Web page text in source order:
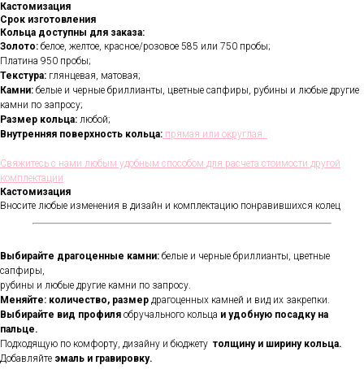
Кастомизация
Срок изготовления
Кольца доступны для заказа:
Золото: белое, желтое, красное/розовое 585 или 750 пробы;
Платина 950 пробы;
Текстура: глянцевая, матовая;
Камни: белые и черные бриллианты, цветные сапфиры, рубины и любые другие
камни по запросу;
Размер кольца: любой;
Внутренняя поверхность кольца: прямая или округлая.
Свяжитесь с нами любым удобным способом для расчета стоимости другой
комплектации
Кастомизация
Вносите любые изменения в дизайн и комплектацию понравившихся колец
Выбирайте драгоценные камни: белые и черные бриллианты, цветные
сапфиры,
рубины и любые другие камни по запросу.
Меняйте: количество, размер драгоценных камней и вид их закрепки.
Выбирайте вид профиля обручального кольца и удобную посадку на
пальце.
Подходящую по комфорту, дизайну и бюджету толщину и ширину кольца.
Добавляйте эмаль и гравировку.